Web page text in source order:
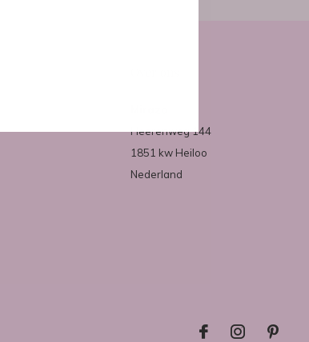
Heerenweg 144
1851 kw Heiloo
Nederland